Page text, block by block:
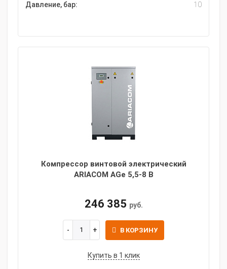
Давление, бар:
10
Компрессор винтовой электрический
ARIACOM AGe 5,5-8 B
246 385 руб.
В КОРЗИНУ
Купить в 1 клик